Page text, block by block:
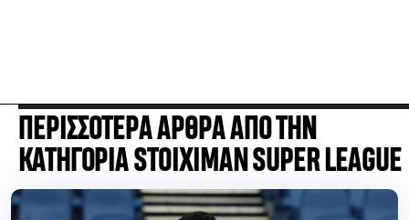
ΚΑΤΗΓΟΡΙΑ STOIXIMAN SUPER LEAGUE